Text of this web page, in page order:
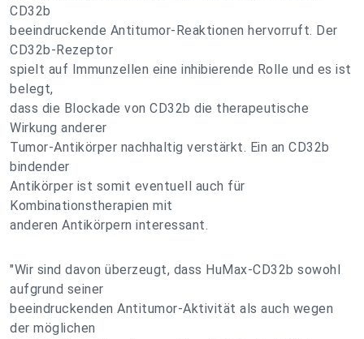
CD32b
beeindruckende Antitumor-Reaktionen hervorruft. Der
CD32b-Rezeptor
spielt auf Immunzellen eine inhibierende Rolle und es ist
belegt,
dass die Blockade von CD32b die therapeutische
Wirkung anderer
Tumor-Antikörper nachhaltig verstärkt. Ein an CD32b
bindender
Antikörper ist somit eventuell auch für
Kombinationstherapien mit
anderen Antikörpern interessant.
"Wir sind davon überzeugt, dass HuMax-CD32b sowohl
aufgrund seiner
beeindruckenden Antitumor-Aktivität als auch wegen
der möglichen